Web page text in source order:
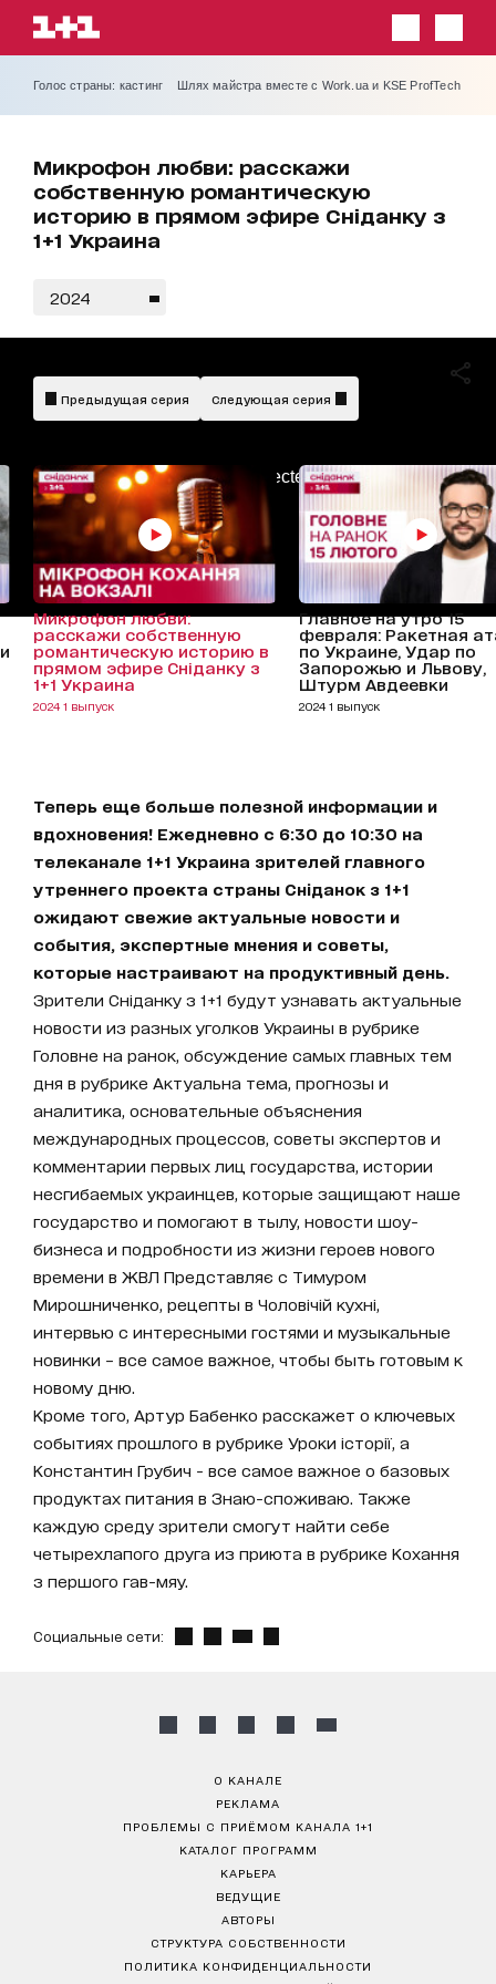
Голос страны: кастинг Шлях майстра вместе с Work.ua и KSE ProfTech
Микрофон любви: расскажи
собственную романтическую
историю в прямом эфире Сніданку з
1+1 Украина
2024
AdBlockDetected!
Предыдущая серия Следующая серия
Микрофон любви:
расскажи собственную
романтическую историю в
прямом эфире Сніданку з
1+1 Украина
2024 1 выпуск
Главное на утро 15
февраля: Ракетная
по Украине, Удар по
Запорожью и Львову,
Штурм Авдеевки
2024 1 выпуск
Теперь еще больше полезной информации и
вдохновения! Ежедневно с 6:30 до 10:30 на
телеканале 1+1 Украина зрителей главного
утреннего проекта страны Сніданок з 1+1
ожидают свежие актуальные новости и
события, экспертные мнения и советы,
которые настраивают на продуктивный день.
Зрители Сніданку з 1+1 будут узнавать актуальные
новости из разных уголков Украины в рубрике
Головне на ранок, обсуждение самых главных тем
дня в рубрике Актуальна тема, прогнозы и
аналитика, основательные объяснения
международных процессов, советы экспертов и
комментарии первых лиц государства, истории
несгибаемых украинцев, которые защищают наше
государство и помогают в тылу, новости шоу-
бизнеса и подробности из жизни героев нового
времени в ЖВЛ Представляє с Тимуром
Мирошниченко, рецепты в Чоловічій кухні,
интервью с интересными гостями и музыкальные
новинки – все самое важное, чтобы быть готовым к
новому дню.
Кроме того, Артур Бабенко расскажет о ключевых
событиях прошлого в рубрике Уроки історії, а
Константин Грубич - все самое важное о базовых
продуктах питания в Знаю-споживаю. Также
каждую среду зрители смогут найти себе
четырехлапого друга из приюта в рубрике Кохання
з першого гав-мяу.
Социальные сети:
О КАНАЛЕ
РЕКЛАМА
ПРОБЛЕМЫ С ПРИЁМОМ КАНАЛА 1+1
КАТАЛОГ ПРОГРАММ
КАРЬЕРА
ВЕДУЩИЕ
АВТОРЫ
СТРУКТУРА СОБСТВЕННОСТИ
ПОЛИТИКА КОНФИДЕНЦИАЛЬНОСТИ